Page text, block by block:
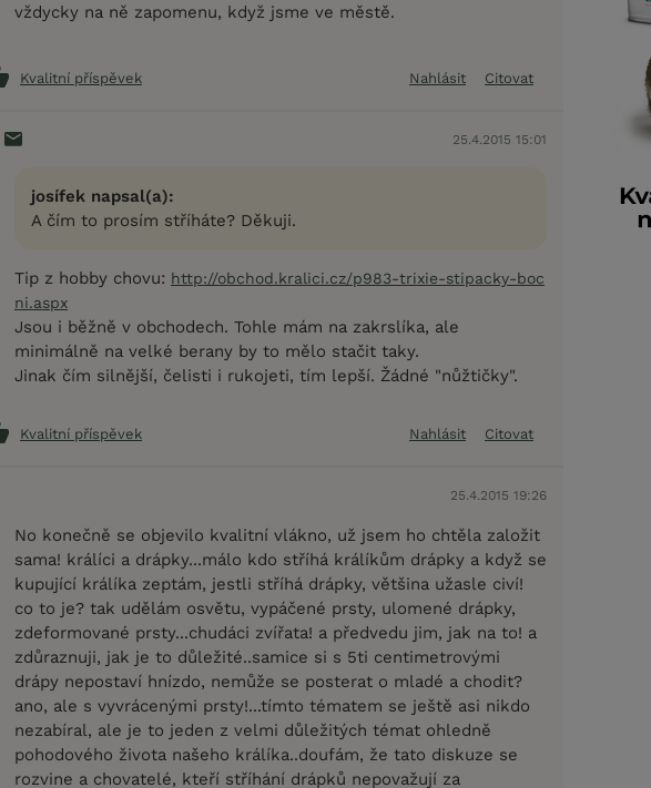
vždycky na ně zapomenu, když jsme ve městě.
Kvalitní příspěvek Nahlásit Citovat
25.4.2015 15:01
josífek napsal(a):
A čím to prosím stříháte? Děkuji.
Tip z hobby chovu: http://obchod.kralici.cz/p983-trixie-stipacky-boc
ni.aspx
Jsou i běžně v obchodech. Tohle mám na zakrslíka, ale
minimálně na velké berany by to mělo stačit taky.
Jinak čím silnější, čelisti i rukojeti, tím lepší. Žádné "nůžtičky".
Kvalitní příspěvek Nahlásit Citovat
25.4.2015 19:26
No konečně se objevilo kvalitní vlákno, už jsem ho chtěla založit
sama! králíci a drápky...málo kdo stříhá králíkům drápky a když se
kupující králíka zeptám, jestli stříhá drápky, většina užasle civí!
co to je? tak udělám osvětu, vypáčené prsty, ulomené drápky,
zdeformované prsty...chudáci zvířata! a předvedu jim, jak na to! a
zdůraznuji, jak je to důležité..samice si s 5ti centimetrovými
drápy nepostaví hnízdo, nemůže se posterat o mladé a chodit?
ano, ale s vyvrácenými prsty!...tímto tématem se ještě asi nikdo
nezabíral, ale je to jeden z velmi důležitých témat ohledně
pohodového života našeho králíka..doufám, že tato diskuze se
rozvine a chovatelé, kteří stříhání drápků nepovažují za